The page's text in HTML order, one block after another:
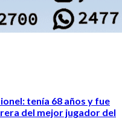
tenía 68 años y fue
del mejor jugador del